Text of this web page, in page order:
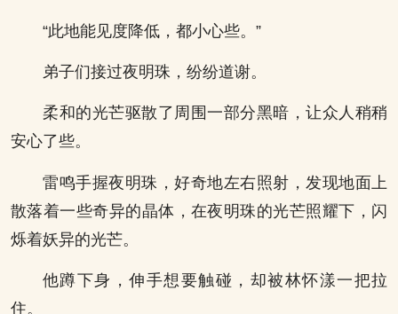
“此地能见度降低，都小心些。”
弟子们接过夜明珠，纷纷道谢。
柔和的光芒驱散了周围一部分黑暗，让众人稍稍
安心了些。
雷鸣手握夜明珠，好奇地左右照射，发现地面上
散落着一些奇异的晶体，在夜明珠的光芒照耀下，闪
烁着妖异的光芒。
他蹲下身，伸手想要触碰，却被林怀漾一把拉
住。